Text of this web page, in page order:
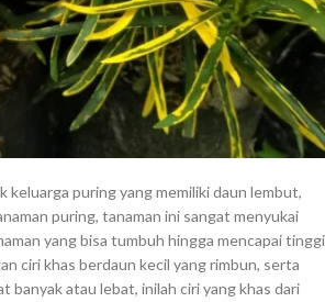
puring yang memiliki daun lembut,
puring, tanaman ini sangat menyukai
yang bisa tumbuh hingga mencapai tinggi
ciri khas berdaun kecil yang rimbun, serta
banyak atau lebat, inilah ciri yang khas dari